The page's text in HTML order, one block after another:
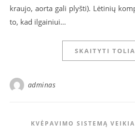
kraujo, aorta gali plyšti). Lėtinių
to, kad ilgainiui…
SKAITYTI
adminas
KVĖPAVIMO SISTEMĄ